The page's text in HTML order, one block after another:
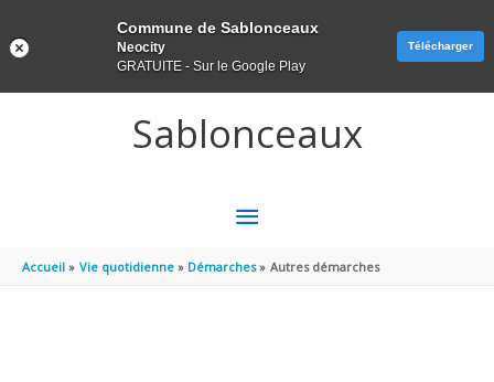
Sablonceaux
MENU
PRINCIPAL
Accueil Vie quotidienne Démarches Autres démarches
Commune de Sablonceaux
Neocity
GRATUITE - Sur le Google Play
Télécharger